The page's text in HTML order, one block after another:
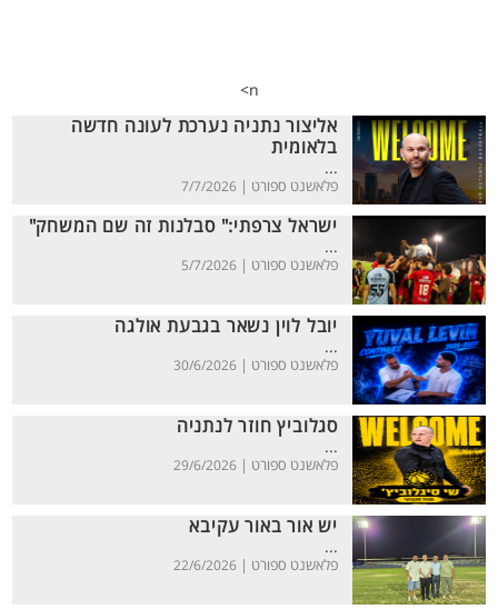
n>
אליצור נתניה נערכת לעונה חדשה
בלאומית
...
פלאשנט ספורט | 7/7/2026
ישראל צרפתי:" סבלנות זה שם המשחק"
...
פלאשנט ספורט | 5/7/2026
יובל לוין נשאר בגבעת אולגה
...
פלאשנט ספורט | 30/6/2026
סגלוביץ חוזר לנתניה
...
פלאשנט ספורט | 29/6/2026
יש אור באור עקיבא
...
פלאשנט ספורט | 22/6/2026